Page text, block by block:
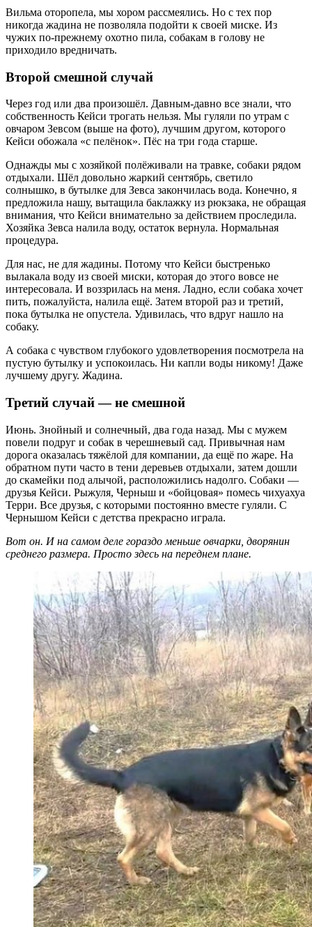
Вильма оторопела, мы хором рассмеялись. Но с тех пор
никогда жадина не позволяла подойти к своей миске. Из
чужих по-прежнему охотно пила, собакам в голову не
приходило вредничать.
Второй смешной случай
Через год или два произошёл. Давным-давно все знали, что
собственность Кейси трогать нельзя. Мы гуляли по утрам с
овчаром Зевсом (выше на фото), лучшим другом, которого
Кейси обожала «с пелёнок». Пёс на три года старше.
Однажды мы с хозяйкой полёживали на травке, собаки рядом
отдыхали. Шёл довольно жаркий сентябрь, светило
солнышко, в бутылке для Зевса закончилась вода. Конечно, я
предложила нашу, вытащила баклажку из рюкзака, не обращая
внимания, что Кейси внимательно за действием проследила.
Хозяйка Зевса налила воду, остаток вернула. Нормальная
процедура.
Для нас, не для жадины. Потому что Кейси быстренько
вылакала воду из своей миски, которая до этого вовсе не
интересовала. И воззрилась на меня. Ладно, если собака хочет
пить, пожалуйста, налила ещё. Затем второй раз и третий,
пока бутылка не опустела. Удивилась, что вдруг нашло на
собаку.
А собака с чувством глубокого удовлетворения посмотрела на
пустую бутылку и успокоилась. Ни капли воды никому! Даже
лучшему другу. Жадина.
Третий случай — не смешной
Июнь. Знойный и солнечный, два года назад. Мы с мужем
повели подруг и собак в черешневый сад. Привычная нам
дорога оказалась тяжёлой для компании, да ещё по жаре. На
обратном пути часто в тени деревьев отдыхали, затем дошли
до скамейки под алычой, расположились надолго. Собаки —
друзья Кейси. Рыжуля, Черныш и «бойцовая» помесь чихуахуа
Терри. Все друзья, с которыми постоянно вместе гуляли. С
Чернышом Кейси с детства прекрасно играла.
Вот он. И на самом деле гораздо меньше овчарки, дворянин
среднего размера. Просто здесь на переднем плане.